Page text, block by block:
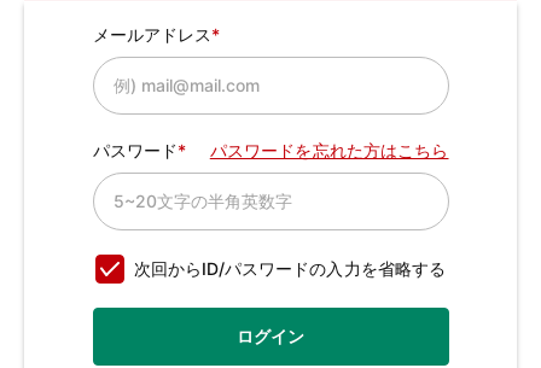
メールアドレス
パスワード パスワードを忘れた方はこちら
次回からID/パスワードの入力を省略する
ログイン